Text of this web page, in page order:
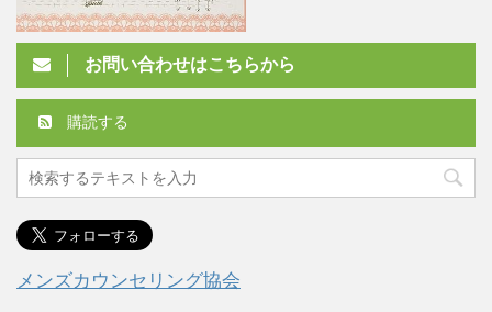
お問い合わせはこちらから
購読する
メンズカウンセリング協会